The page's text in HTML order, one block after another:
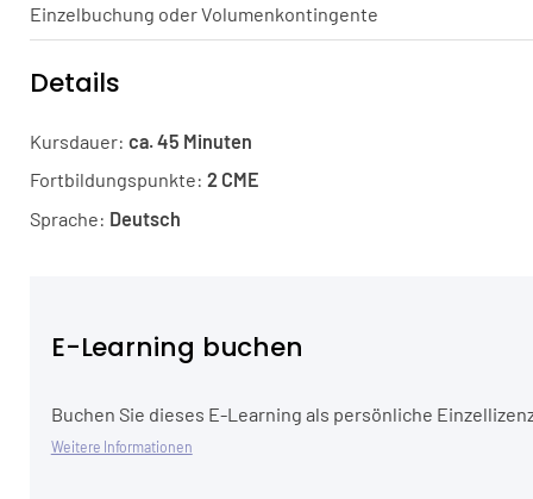
Einzelbuchung oder Volumenkontingente
Details
Kursdauer:ca. 45 Minuten
Fortbildungspunkte:2 CME
Sprache: Deutsch
E-Learning buchen
Buchen Sie dieses E-Learning als persönliche
Weitere Informationen